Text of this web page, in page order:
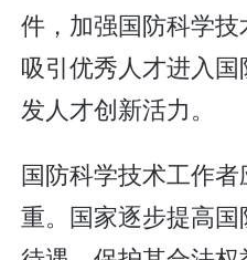
件，加强国防科学
吸引优秀人才进入
发人才创新活力。
国防科学技术工作
重。国家逐步提高